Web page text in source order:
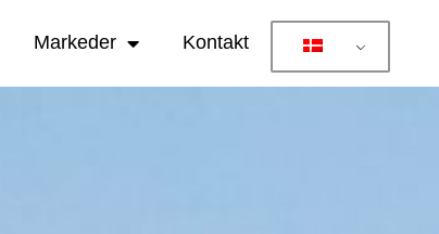
Markeder Kontakt